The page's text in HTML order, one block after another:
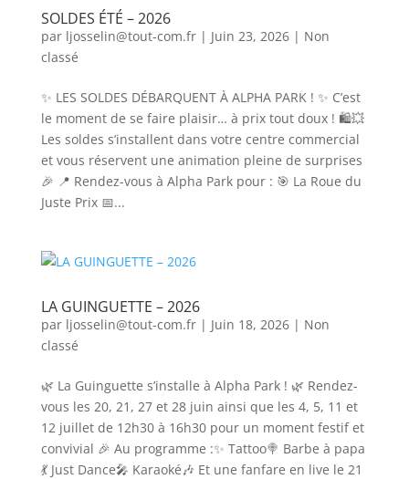
SOLDES ÉTÉ – 2026
par ljosselin@tout-com.fr| Juin 23, 2026| Non
classé
✨ LES SOLDES DÉBARQUENT À ALPHA PARK ! ✨ C’est
le moment de se faire plaisir… à prix tout doux ! 🛍️💥
Les soldes s’installent dans votre centre commercial
et vous réservent une animation pleine de surprises
🎉 📍 Rendez-vous à Alpha Park pour : 🎯 La Roue du
Juste Prix 📅...
LA GUINGUETTE – 2026
par ljosselin@tout-com.fr| Juin 18, 2026| Non
classé
🌿 La Guinguette s’installe à Alpha Park ! 🌿 Rendez-
vous les 20, 21, 27 et 28 juin ainsi que les 4, 5, 11 et
12 juillet de 12h30 à 16h30 pour un moment festif et
convivial 🎉 Au programme :✨ Tattoo🍭 Barbe à papa
💃 Just Dance🎤 Karaoké🎶 Et une fanfare en live le 21